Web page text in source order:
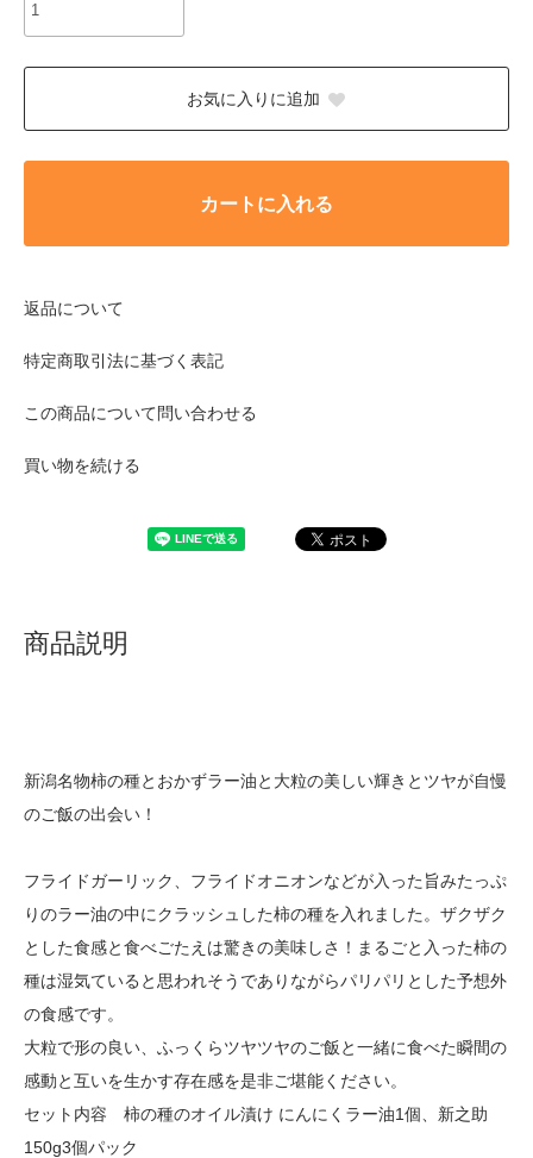
お気に入りに追加
カートに入れる
返品について
特定商取引法に基づく表記
この商品について問い合わせる
買い物を続ける
商品説明
新潟名物柿の種とおかずラー油と大粒の美しい輝きとツヤが自慢
のご飯の出会い！
フライドガーリック、フライドオニオンなどが入った旨みたっぷ
りのラー油の中にクラッシュした柿の種を入れました。ザクザク
とした食感と食べごたえは驚きの美味しさ！まるごと入った柿の
種は湿気ていると思われそうでありながらパリパリとした予想外
の食感です。
大粒で形の良い、ふっくらツヤツヤのご飯と一緒に食べた瞬間の
感動と互いを生かす存在感を是非ご堪能ください。
セット内容 柿の種のオイル漬け にんにくラー油1個、新之助
150g3個パック